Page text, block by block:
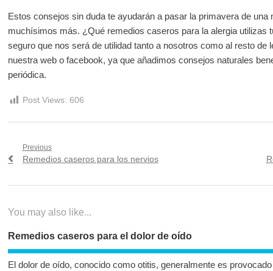
Estos consejos sin duda te ayudarán a pasar la primavera de
muchísimos más. ¿Qué remedios caseros para la alergia utilizas
seguro que nos será de utilidad tanto a nosotros como al resto de
nuestra web o facebook, ya que añadimos consejos naturales
periódica.
Post Views: 606
Navegación
Previous
Previous
Remedios caseros para los nervios
You may also like...
Remedios caseros para el dolor de oído
El dolor de oído, conocido como otitis, generalmente es